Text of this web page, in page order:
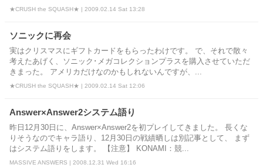
★CRUSH the SQUASH★ | 2009.02.14 Sat 13:28
ソニックに再会
実はクリスマスにギフトカードをもらったわけです。 で、それで散々
考えたあげく、ソニック･メガコレクションプラスを購入させていただ
きまった。 アメリカだけなのかもしれないんですが、...
★CRUSH the SQUASH★ | 2009.02.14 Sat 12:06
Answer×Answer2システム語り
昨日12月30日に、Answer×Answer2を初プレイしてきました。 長くな
りそうなのでキャラ語り、12月30日の戦績晒しは別記事として、 まず
はシステム語りをします。 【注意】 KONAMI：競...
MASSIVE ANSWERS | 2008.12.31 Wed 16:16